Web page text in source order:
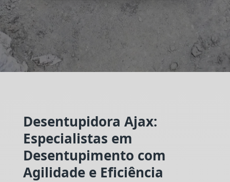
Desentupidora Ajax:
Especialistas em
Desentupimento com
Agilidade e Eficiência